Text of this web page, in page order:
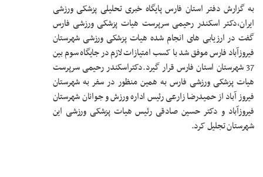
به گزارش دفتر استان فارس پایگاه خبری تحلیلی پزشکی ورزشی
ایران،دکتر اسکندر رحیمی سرپرست هیات پزشکی ورزشی فارس
گفت در ارزیابی های انجام شده هیات پزشکی ورزشی شهرستان
فیروزآباد فارس موفق شد با کسب امتیازات لازم در جایگاه سوم بین
37 شهرستان استان فارس قرار گیرد.دکتراسکندر رحیمی سرپرست
هیات پزشکی ورزشی فارس به همین منظور در سفر به شهرستان
فیروز آباد از حمیدرضا زارعی رئیس اداره ورزش و جوانان شهرستان
فیروزآباد و دکتر حسین صادقی رئیس هیات پزشکی ورزشی این
شهرستان تجلیل کرد.